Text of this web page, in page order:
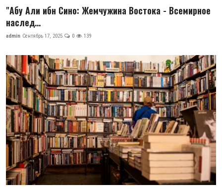
"Абу Али ибн Сино: Жемчужина Востока - Всемирное
наслед...
admin Сентябрь 17, 2025 0 139